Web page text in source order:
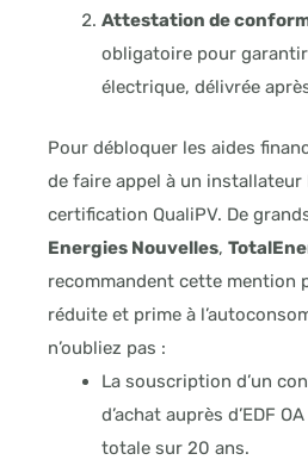
Attestation de
obligatoire pour
électrique, délivrée
Pour débloquer les aides
de faire appel à un installateur
certification QualiPV. De
Energies Nouvelles,
recommandent cette mention
réduite et prime à
n’oubliez pas :
La souscription d’un
d’achat auprès d’EDF
totale sur 20 ans.